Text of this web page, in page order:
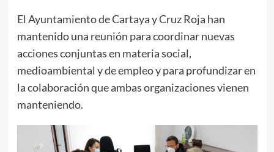
El Ayuntamiento de Cartaya y Cruz Roja han
mantenido una reunión para coordinar nuevas
acciones conjuntas en materia social,
medioambiental y de empleo y para profundizar en
la colaboración que ambas organizaciones vienen
manteniendo.